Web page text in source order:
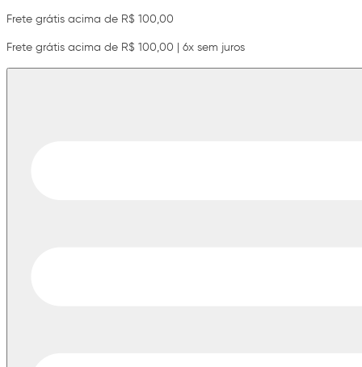
Frete grátis acima de R$ 100,00
Frete grátis acima de R$ 100,00 | 6x sem juros